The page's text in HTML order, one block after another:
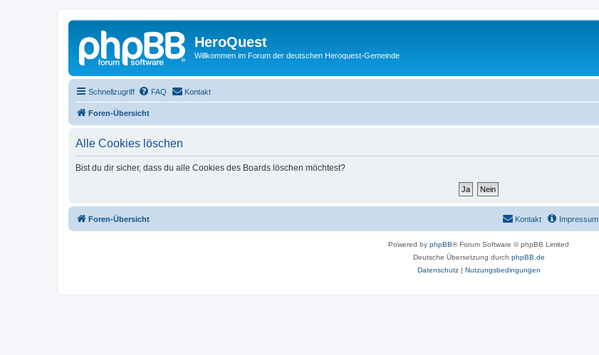
HeroQuest
Willkommen im Forum der deutschen Heroquest-Gemeinde
Schnellzugriff FAQ Kontakt
Foren-Übersicht
Alle Cookies löschen
Bist du dir sicher, dass du alle Cookies des Boards löschen möchtest?
Foren-Übersicht Impressum
Kontakt
Powered by phpBB® Forum Software © phpBB Limited
Deutsche Übersetzung durch phpBB.de
Datenschutz| Nutzungsbedingungen